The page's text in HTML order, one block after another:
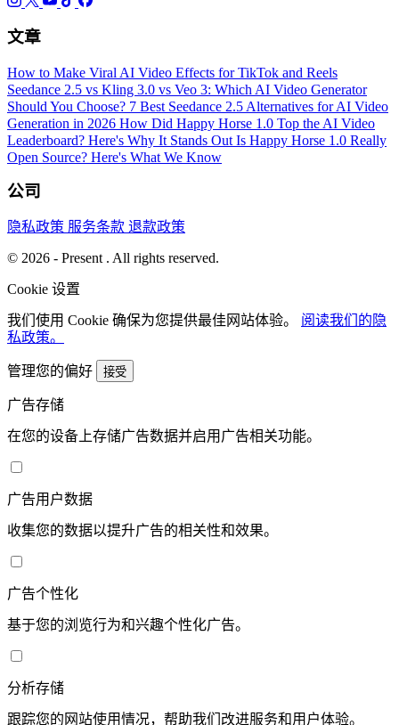
文章
How to Make Viral AI Video Effects for TikTok and Reels
Seedance 2.5 vs Kling 3.0 vs Veo 3: Which AI Video Generator
Should You Choose? 7 Best Seedance 2.5 Alternatives for AI Video
Generation in 2026 How Did Happy Horse 1.0 Top the AI Video
Leaderboard? Here's Why It Stands Out Is Happy Horse 1.0 Really
Open Source? Here's What We Know
公司
隐私政策 服务条款 退款政策
© 2026 - Present . All rights reserved.
Cookie 设置
我们使用 Cookie 确保为您提供最佳网站体验。 阅读我们的隐
私政策。
管理您的偏好 接受
广告存储
在您的设备上存储广告数据并启用广告相关功能。
广告用户数据
收集您的数据以提升广告的相关性和效果。
广告个性化
基于您的浏览行为和兴趣个性化广告。
分析存储
跟踪您的网站使用情况，帮助我们改进服务和用户体验。